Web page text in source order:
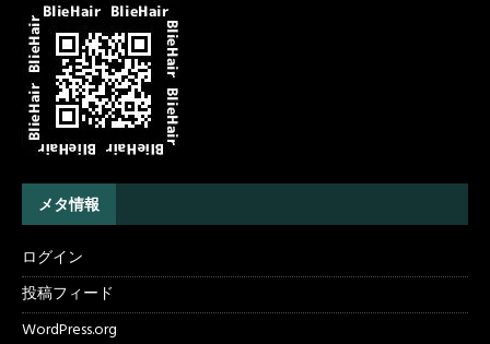
メタ情報
ログイン
投稿フィード
WordPress.org